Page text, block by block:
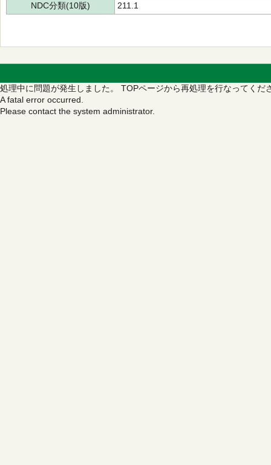
NDC分類(10版)
211.1
処理中に問題が発生しました。 TOPページから再処理を行なってくだ
A fatal error occurred.
Please contact the system administrator.